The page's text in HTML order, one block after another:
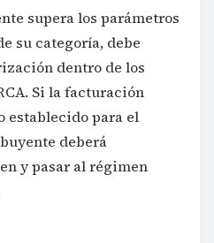
supera los parámetros
su categoría, debe
dentro de los
Si la facturación
establecido para el
deberá
y pasar al régimen